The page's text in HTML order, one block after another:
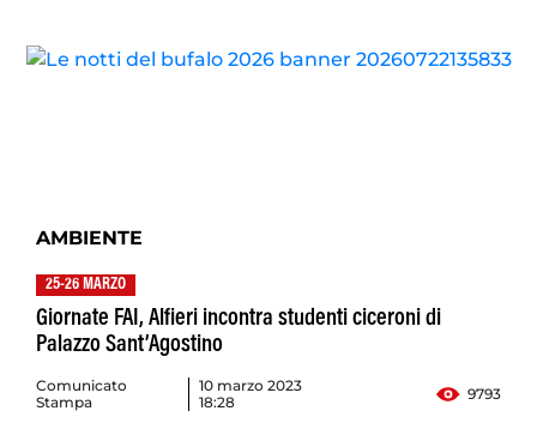
AMBIENTE
25-26 MARZO
Giornate FAI, Alfieri incontra studenti ciceroni di
Palazzo Sant’Agostino
Comunicato
Stampa
10 marzo 2023
18:28
9793